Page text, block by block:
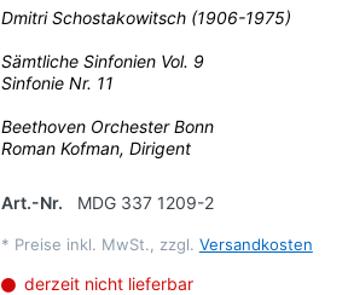
Dmitri Schostakowitsch (1906-1975)
Sämtliche Sinfonien Vol. 9
Sinfonie Nr. 11
Beethoven Orchester Bonn
Roman Kofman, Dirigent
Art.-Nr. MDG 337 1209-2
* Preise inkl. MwSt., zzgl. Versandkosten
derzeit nicht lieferbar